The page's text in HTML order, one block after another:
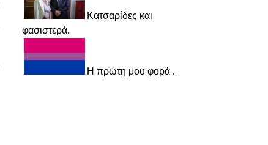
Κατσαρίδες και
φασιστερά..
Η πρώτη μου φορά…